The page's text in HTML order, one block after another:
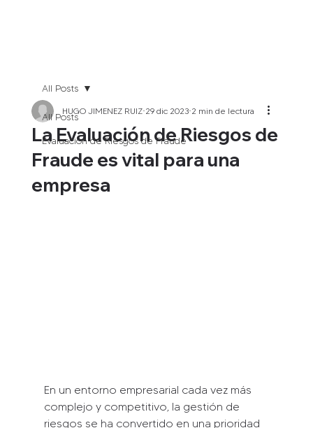
All Posts
Evaluación de Riesgos de Fraude
All Posts
La Evaluación de Riesgos de
Fraude es vital para una
empresa
HUGO JIMENEZ RUIZ 29 dic 2023 2 min de lectura
En un entorno empresarial cada vez más
complejo y competitivo, la gestión de
riesgos se ha convertido en una prioridad